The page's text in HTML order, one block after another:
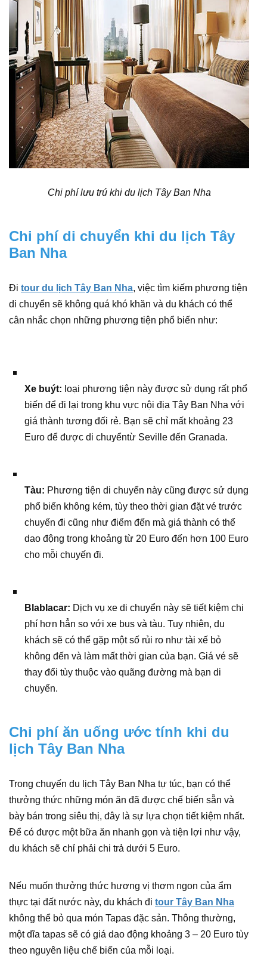
Chi phí lưu trú khi du lịch Tây Ban Nha
Chi phí di chuyển khi du lịch Tây
Ban Nha
Đi tour du lịch Tây Ban Nha, việc tìm kiếm phương tiện
di chuyển sẽ không quá khó khăn và du khách có thể
cân nhắc chọn những phương tiện phổ biến như:
Xe buýt: loại phương tiện này được sử dụng rất phổ
biến để đi lại trong khu vực nội địa Tây Ban Nha với
giá thành tương đối rẻ. Bạn sẽ chỉ mất khoảng 23
Euro để được di chuyểntừ Seville đến Granada.
Tàu: Phương tiện di chuyển này cũng được sử dụng
phổ biến không kém, tùy theo thời gian đặt vé trước
chuyến đi cũng như điểm đến mà giá thành có thể
dao động trong khoảng từ 20 Euro đến hơn 100 Euro
cho mỗi chuyến đi.
Blablacar: Dịch vụ xe di chuyển này sẽ tiết kiệm chi
phí hơn hẳn so với xe bus và tàu. Tuy nhiên, du
khách sẽ có thể gặp một số rủi ro như tài xế bỏ
không đến và làm mất thời gian của bạn. Giá vé sẽ
thay đổi tùy thuộc vào quãng đường mà bạn di
chuyển.
Chi phí ăn uống ước tính khi du
lịch Tây Ban Nha
Trong chuyến du lịch Tây Ban Nha tự túc, bạn có thể
thưởng thức những món ăn đã được chế biến sẵn và
bày bán trong siêu thị, đây là sự lựa chọn tiết kiệm nhất.
Để có được một bữa ăn nhanh gọn và tiện lợi như vậy,
du khách sẽ chỉ phải chi trả dưới 5 Euro.
Nếu muốn thưởng thức hương vị thơm ngon của ẩm
thực tại đất nước này, du khách đi tour Tây Ban Nha
không thể bỏ qua món Tapas đặc sản. Thông thường,
một dĩa tapas sẽ có giá dao động khoảng 3 – 20 Euro tùy
theo nguyên liệu chế biến của mỗi loại.